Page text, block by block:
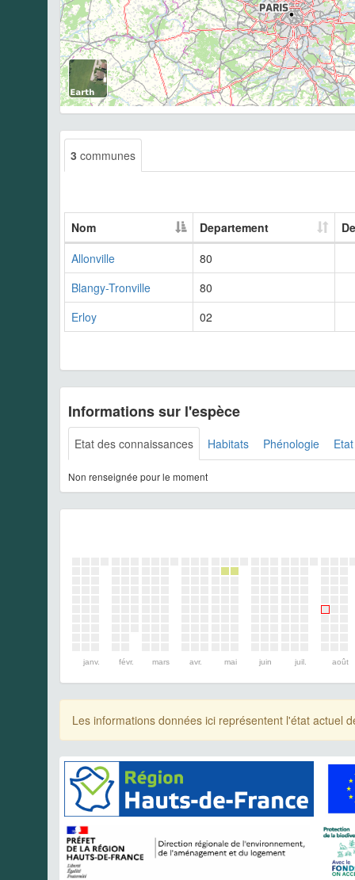
3 communes
Nom Departement
Allonville
80
Blangy-Tronville
80
Erloy
02
Informations sur l'espèce
Etat des connaissances Habitats Phénologie
Non renseignée pour le moment
janv. févr. mars avr. mai juin juil. août
Les informations données ici représentent l'état actuel